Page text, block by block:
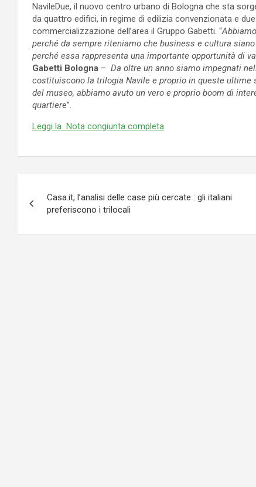
NavileDue, il nuovo centro urbano di Bologna che sta
da quattro edifici, in regime di edilizia convenzionata e
commercializzazione dell’area il Gruppo Gabetti. “
perché da sempre riteniamo che business e cultura
perché essa rappresenta una importante opportunità di
Gabetti Bologna – Da oltre un anno siamo impegnati
costituiscono la trilogia Navile e proprio in queste ultime
del museo, abbiamo avuto un vero e proprio boom di
quartiere”.
Leggi la Nota congiunta completa
articoli
Casa.it, l’analisi delle case più cercate : gli italiani
preferiscono i trilocali